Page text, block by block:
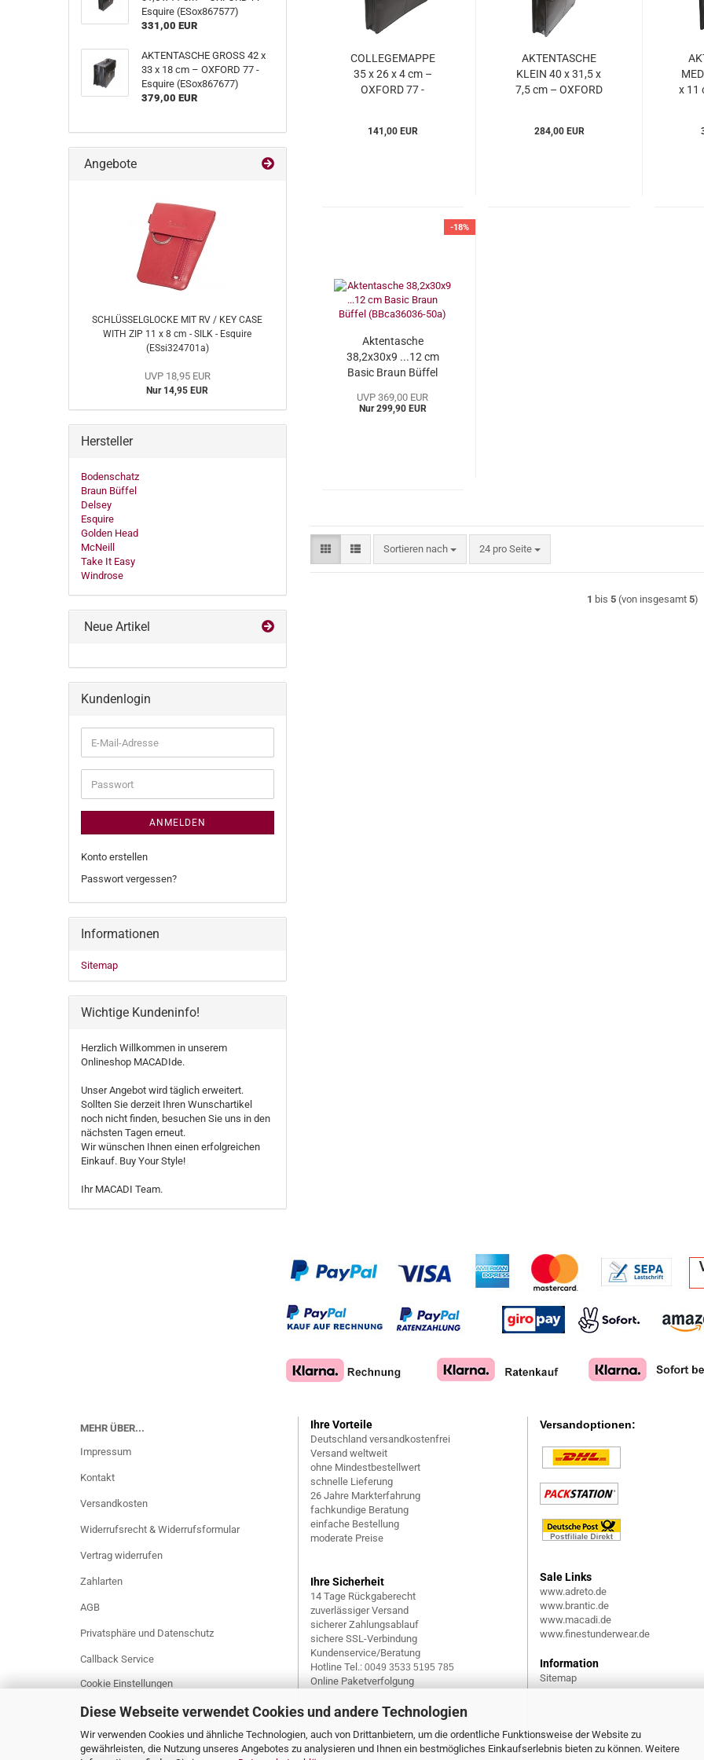
Diese Webseite verwendet Cookies und andere Technologien
Wir verwenden Cookies und ähnliche Technologien, auch von Drittanbietern, um die ordentliche Funktionsweise der Website zu
gewährleisten, die Nutzung unseres Angebotes zu analysieren und Ihnen ein bestmögliches Einkaufserlebnis bieten zu können. Weitere
COLLEGEMAPPE
35 x 26 x 4 cm –
OXFORD 77 -
141,00 EUR
AKTENTASCHE
KLEIN 40 x 31,5 x
7,5 cm – OXFORD
284,00 EUR
x 11
-18%
Aktentasche
38,2x30x9 ...12 cm
Basic Braun Büffel
UVP 369,00 EUR
Nur 299,90 EUR
Sortieren nach
Sortieren nach 24 pro Seite
pro Seite
1 bis5 (von insgesamt5)
Esquire (ESox867577)
331,00 EUR
AKTENTASCHE GROSS 42 x
33 x 18 cm – OXFORD 77 -
Esquire (ESox867677)
379,00 EUR
Angebote
SCHLÜSSELGLOCKE MIT RV / KEY CASE
WITH ZIP 11 x 8 cm - SILK - Esquire
(ESsi324701a)
UVP 18,95 EUR
Nur 14,95 EUR
Hersteller
Bodenschatz
Braun Büffel
Delsey
Esquire
Golden Head
McNeill
Take It Easy
Windrose
Neue Artikel
Kundenlogin
E-
Mail-
Adresse
Passwort
ANMELDEN
Konto erstellen
Passwort vergessen?
Informationen
Sitemap
Wichtige Kundeninfo!
Herzlich Willkommen in unserem
Onlineshop MACADIde.
Unser Angebot wird täglich erweitert.
Sollten Sie derzeit Ihren Wunschartikel
noch nicht finden, besuchen Sie uns in den
nächsten Tagen erneut.
Wir wünschen Ihnen einen erfolgreichen
Einkauf. Buy Your Style!
Ihr MACADI Team.
MEHR ÜBER...
Impressum
Kontakt
Versandkosten
Widerrufsrecht & Widerrufsformular
Vertrag widerrufen
Zahlarten
AGB
Privatsphäre und Datenschutz
Callback Service
Cookie Einstellungen
Ihre Vorteile
Deutschland versandkostenfrei
Versand weltweit
ohne Mindestbestellwert
schnelle Lieferung
26 Jahre Markterfahrung
fachkundige Beratung
einfache Bestellung
moderate Preise
Ihre Sicherheit
14 Tage Rückgaberecht
zuverlässiger Versand
sicherer Zahlungsablauf
sichere SSL-Verbindung
Kundenservice/Beratung
Hotline Tel.: 0049 3533 5195 785
Online Paketverfolgung
Versandoptionen:
Sale Links
www.adreto.de
www.brantic.de
www.macadi.de
www.finestunderwear.de
Information
Sitemap